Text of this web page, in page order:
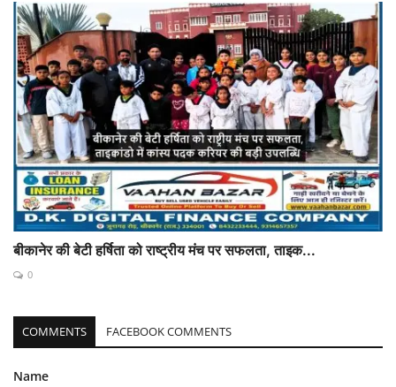
बीकानेर की बेटी हर्षिता को राष्ट्रीय मंच पर सफलता, ताइक...
0
COMMENTS FACEBOOK COMMENTS
Name